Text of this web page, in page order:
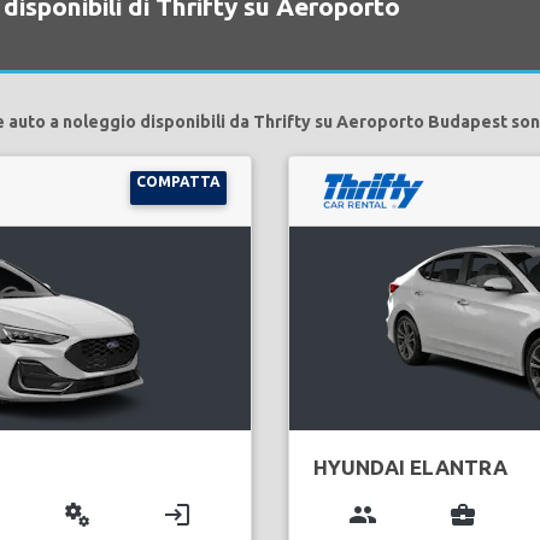
di Thrifty su Aeroporto
auto a noleggio disponibili da Thrifty su Aeroporto Budapest
COMPATTA
miscellaneous_services login
HYUNDAI ELANTRA
group business_center